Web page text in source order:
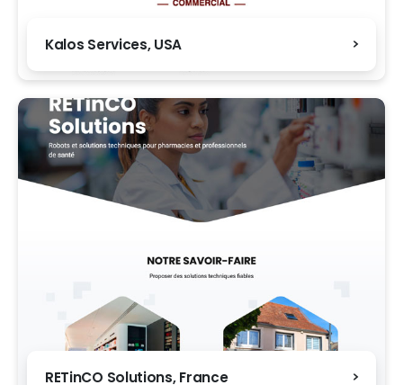
Kalos Services, USA
RETinCO Solutions, France